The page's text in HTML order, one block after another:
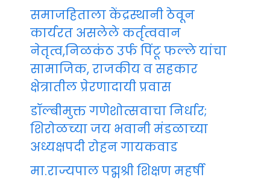
समाजहिताला केंद्रस्थानी ठेवून
कार्यरत असलेले कर्तृत्ववान
नेतृत्व,निळकंठ उर्फ पिंटू फल्ले यांचा
सामाजिक, राजकीय व सहकार
क्षेत्रातील प्रेरणादायी प्रवास
डॉल्बीमुक्त गणेशोत्सवाचा निर्धार;
शिरोळच्या जय भवानी मंडळाच्या
अध्यक्षपदी रोहन गायकवाड
मा.राज्यपाल पद्मश्री शिक्षण महर्षी